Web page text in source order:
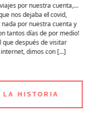
por nuestra cuenta,…
nos dejaba el covid,
por nuestra cuenta y
tantos días de por medio!
que después de visitar
dimos con […]
LA HISTORIA